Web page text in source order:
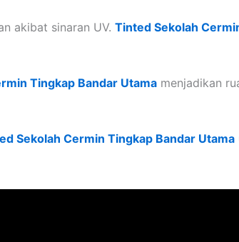
akibat sinaran UV. Tinted Sekolah
Tingkap Bandar Utama menjadikan
Sekolah Cermin Tingkap Bandar Utama